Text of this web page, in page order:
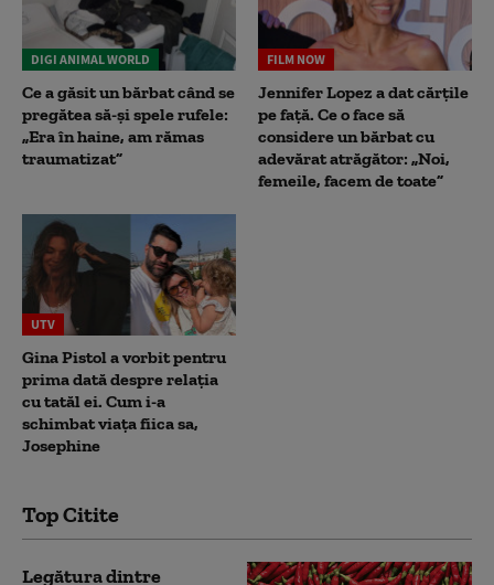
DIGI ANIMAL WORLD
Ce a găsit un bărbat când se
pregătea să-și spele rufele:
„Era în haine, am rămas
traumatizat”
FILM NOW
Jennifer Lopez a dat cărțile
pe față. Ce o face să
considere un bărbat cu
adevărat atrăgător: „Noi,
femeile, facem de toate”
UTV
Gina Pistol a vorbit pentru
prima dată despre relația
cu tatăl ei. Cum i-a
schimbat viața fiica sa,
Josephine
Top Citite
Legătura dintre